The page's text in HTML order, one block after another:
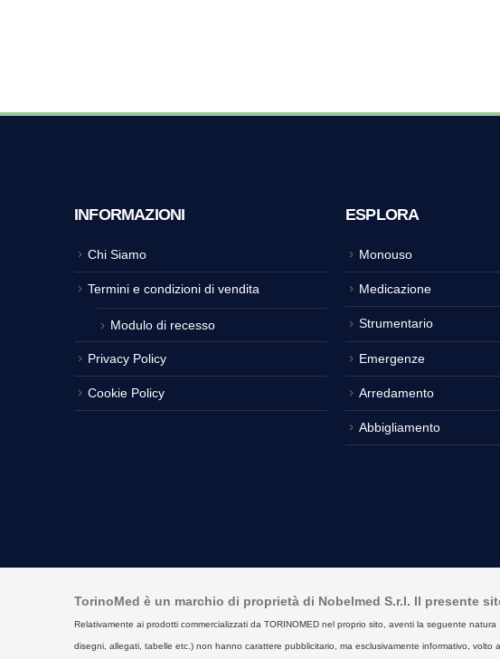
INFORMAZIONI
Chi Siamo
Termini e condizioni di vendita
Modulo di recesso
Privacy Policy
Cookie Policy
ESPLORA
Monouso
Medicazione
Strumentario
Emergenze
Arredamento
Abbigliamento
TorinoMed è un marchio di proprietà di Nobelmed S.r.l. Il presente
Relativamente ai prodotti commercializzati da TORINOMED nel proprio sito, aventi la seguente
disegni, allegati, tabelle etc.) non hanno carattere pubblicitario, ma esclusivamente informativo,